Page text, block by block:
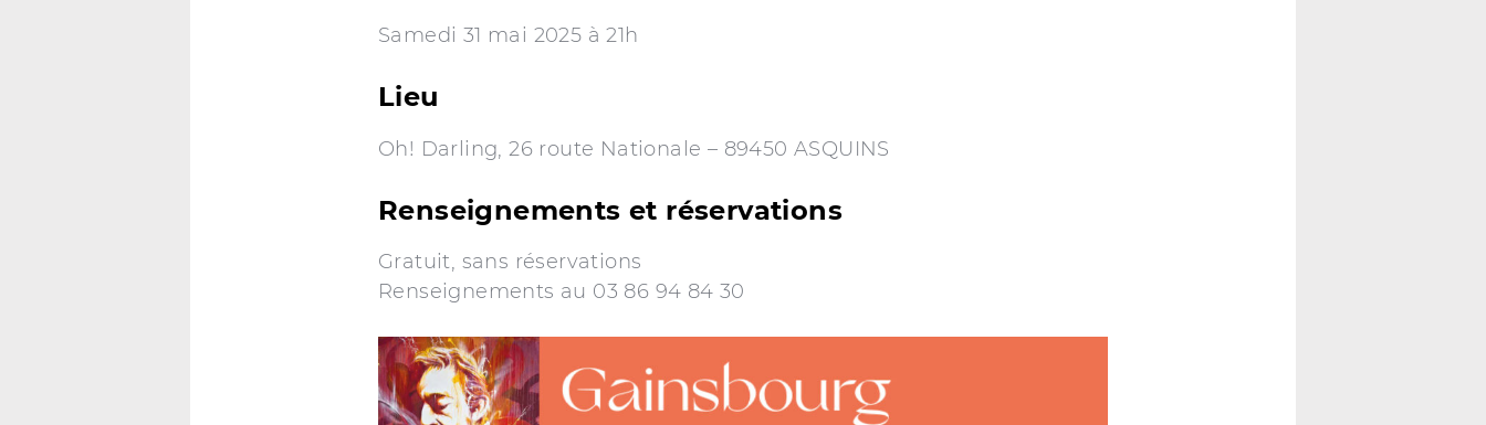
Samedi 31 mai 2025 à 21h
Lieu
Oh! Darling, 26 route Nationale – 89450 ASQUINS
Renseignements et réservations
Gratuit, sans réservations
Renseignements au 03 86 94 84 30